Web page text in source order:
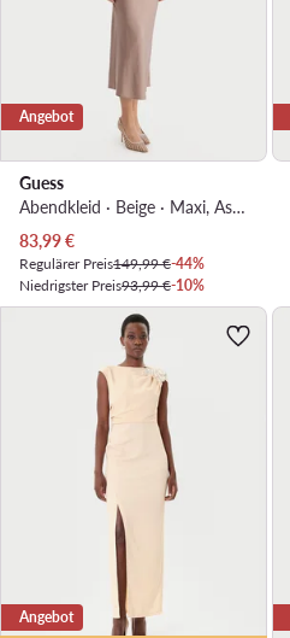
Angebot
Guess
Abendkleid · Beige · Maxi, Asymmetrisch
Aktueller Preis
83,99€
Regulärer Preis149,99 €-44%
Niedrigster Preis93,99 €-10%
Angebot